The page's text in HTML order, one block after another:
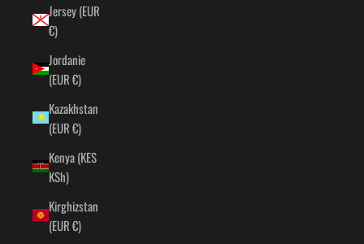
Jersey (EUR
€)
Jordanie
(EUR €)
Kazakhstan
(EUR €)
Kenya (KES
KSh)
Kirghizstan
(EUR €)